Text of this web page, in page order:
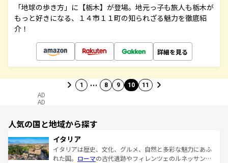
「地球の歩き方」に【栃木】が登場。地元っ子も旅人も栃木が
もっと好きになる、１４市１１町の知られざる魅力を徹底紹
介！
詳細を見る
1 … 8 9 10 11
AD
AD
人気の国と地域から探す
イタリア
イタリアは歴史、文化、グルメ、自然と多彩な魅力にあふ
れた国。 ローマの古代遺跡やフィレンツェのルネッサンス